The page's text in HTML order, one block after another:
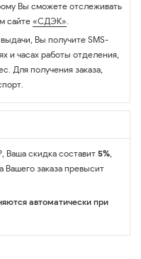
Вы сможете отслеживать
сайте «СДЭК».
выдачи, Вы получите SMS-
и часах работы отделения,
Для получения заказа,
Ваша скидка составит5%,
Вашего заказа превысит
автоматически при